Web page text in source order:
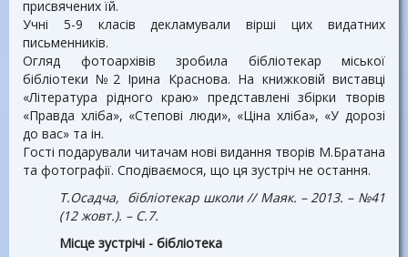
присвячених їй.
Учні 5-9 класів декламували вірші цих видатних
письменників.
Огляд фотоархівів зробила бібліотекар міської
бібліотеки №2 Ірина Краснова. На книжковій виставці
«Література рідного краю» представлені збірки творів
«Правда хліба», «Степові люди», «Ціна хліба», «У дорозі
до вас» та ін.
Гості подарували читачам нові видання творів М.Братана
та фотографії. Сподіваємося, що ця зустріч не остання.
Т.Осадча, бібліотекар школи // Маяк. – 2013. – №41
(12 жовт.). – С.7.
Місце зустрічі - бібліотека